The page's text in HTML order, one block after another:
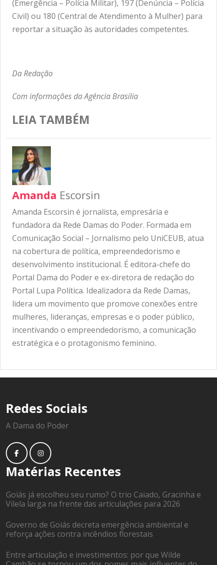
(Emergência – Polícia Militar), 197 (Denúncia – Polícia
Civil) ou 180 (Central de Atendimento à Mulher) para
reportar a situação às autoridades competentes.
Da Redação
Com informações da Agência Brasília
LEIA TAMBÉM
Amanda Escorsin
Amanda Escorsin é jornalista, empresária e
fundadora da Rede Damas do Poder. Formada em
Comunicação Social – Jornalismo pelo UniCEUB, atua
na cobertura de política, empreendedorismo e
desenvolvimento institucional. É editora-chefe do
Portal Dama do Poder e ex-diretora de redação do
Portal Lupa Política. Idealizadora da Rede Damas,
lidera um movimento que promove conexões entre
mulheres, lideranças, empresas e o poder público,
incentivando o empreendedorismo, a comunicação
estratégica e o protagonismo feminino.
Redes Sociais
A Dama do Poder
Matérias Recentes
Goiás já escolheu seu rumo? O trio Caiado, Gracinha e
Vilela larga na frente das articulações para 2026
Governo de Goiás decreta emergência ambiental e
reforça ações contra incêndios florestais
Entre articulação e investimentos: por que Wilde